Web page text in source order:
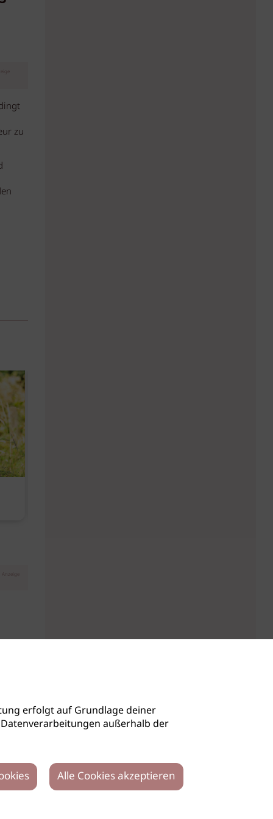
zu
Anzeige
erfolgt auf Grundlage deiner
Datenverarbeitungen außerhalb der
Alle Cookies akzeptieren